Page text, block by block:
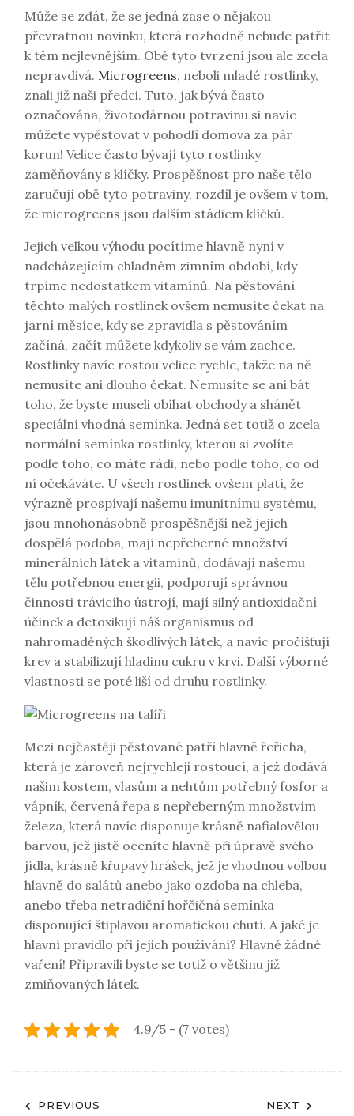
Může se zdát, že se jedná zase o nějakou
převratnou novinku, která rozhodně nebude patřit
k těm nejlevnějším. Obě tyto tvrzení jsou ale zcela
nepravdivá. Microgreens, neboli mladé rostlinky,
znali již naši předci. Tuto, jak bývá často
označována, životodárnou potravinu si navíc
můžete vypěstovat v pohodlí domova za pár
korun! Velice často bývají tyto rostlinky
zaměňovány s klíčky. Prospěšnost pro naše tělo
zaručují obě tyto potraviny, rozdíl je ovšem v tom,
že microgreens jsou dalším stádiem klíčků.
Jejich velkou výhodu pocítíme hlavně nyní v
nadcházejícím chladném zimním období, kdy
trpíme nedostatkem vitamínů. Na pěstování
těchto malých rostlinek ovšem nemusíte čekat na
jarní měsíce, kdy se zpravidla s pěstováním
začíná, začít můžete kdykoliv se vám zachce.
Rostlinky navíc rostou velice rychle, takže na ně
nemusíte ani dlouho čekat. Nemusíte se ani bát
toho, že byste museli obíhat obchody a shánět
speciální vhodná semínka. Jedná set totiž o zcela
normální semínka rostlinky, kterou si zvolíte
podle toho, co máte rádi, nebo podle toho, co od
ní očekáváte. U všech rostlinek ovšem platí, že
výrazně prospívají našemu imunitnímu systému,
jsou mnohonásobně prospěšnější než jejich
dospělá podoba, mají nepřeberné množství
minerálních látek a vitamínů, dodávají našemu
tělu potřebnou energii, podporují správnou
činnosti trávicího ústrojí, mají silný antioxidační
účinek a detoxikují náš organismus od
nahromaděných škodlivých látek, a navíc pročišťují
krev a stabilizují hladinu cukru v krvi. Další výborné
vlastnosti se poté liší od druhu rostlinky.
Mezi nejčastěji pěstované patří hlavně řeřicha,
která je zároveň nejrychleji rostoucí, a jež dodává
našim kostem, vlasům a nehtům potřebný fosfor a
vápník, červená řepa s nepřeberným množstvím
železa, která navíc disponuje krásně nafialovělou
barvou, jež jistě oceníte hlavně při úpravě svého
jídla, krásně křupavý hrášek, jež je vhodnou volbou
hlavně do salátů anebo jako ozdoba na chleba,
anebo třeba netradiční hořčičná semínka
disponující štiplavou aromatickou chutí. A jaké je
hlavní pravidlo při jejich používání? Hlavně žádné
vaření! Připravili byste se totiž o většinu již
zmiňovaných látek.
4.9/5 - (7 votes)
Navigace
PREVIOUS NEXT